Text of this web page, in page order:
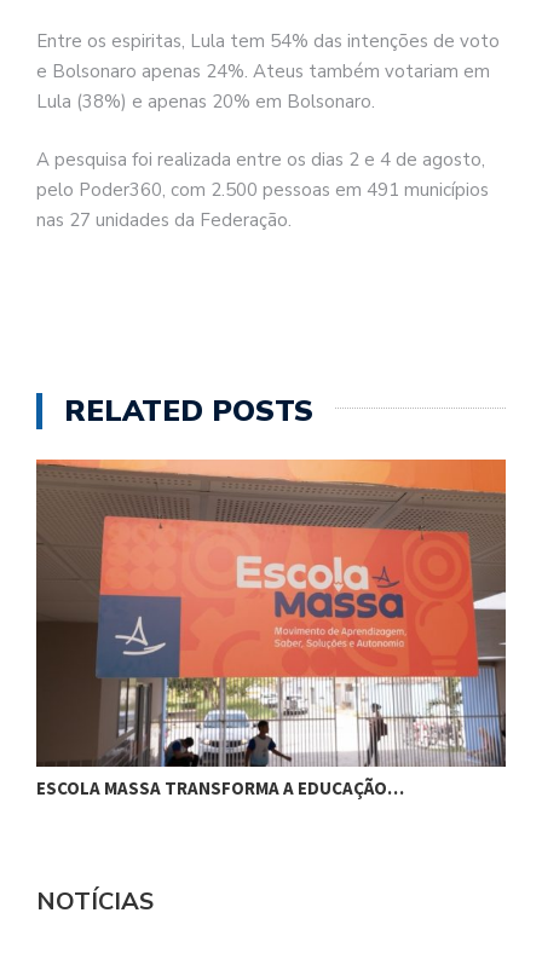
Entre os espiritas, Lula tem 54% das intenções de voto
e Bolsonaro apenas 24%. Ateus também votariam em
Lula (38%) e apenas 20% em Bolsonaro.
A pesquisa foi realizada entre os dias 2 e 4 de agosto,
pelo Poder360, com 2.500 pessoas em 491 municípios
nas 27 unidades da Federação.
RELATED POSTS
ESCOLA MASSA TRANSFORMA A EDUCAÇÃO…
NOTÍCIAS